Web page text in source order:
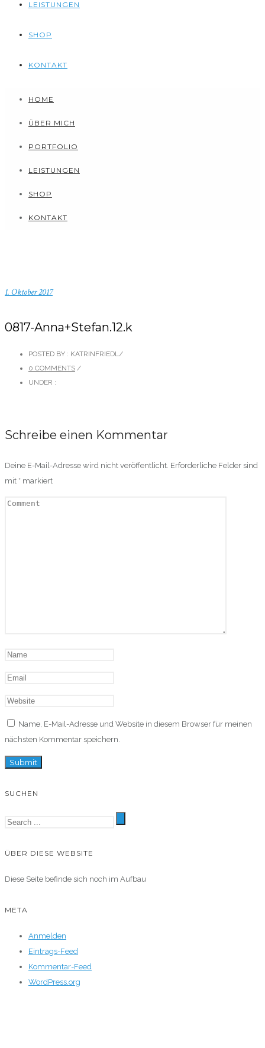
LEISTUNGEN
SHOP
KONTAKT
HOME
ÜBER MICH
PORTFOLIO
LEISTUNGEN
SHOP
KONTAKT
1. Oktober 2017
0817-Anna+Stefan.12.k
POSTED BY : KATRINFRIEDL/
0 COMMENTS /
UNDER :
Schreibe einen Kommentar
Deine E-Mail-Adresse wird nicht veröffentlicht. Erforderliche Felder sind
mit * markiert
Name, E-Mail-Adresse und Website in diesem Browser für meinen
nächsten Kommentar speichern.
SUCHEN
ÜBER DIESE WEBSITE
Diese Seite befinde sich noch im Aufbau
META
Anmelden
Eintrags-Feed
Kommentar-Feed
WordPress.org